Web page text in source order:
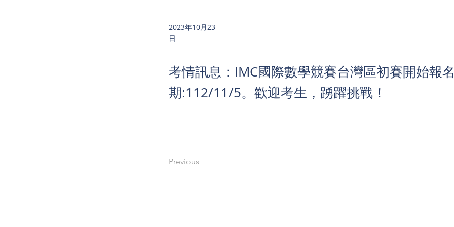
2023年10月23
日
考情訊息：IMC國際數學競賽台灣區初賽開始報
期:112/11/5。歡迎考生，踴躍挑戰！
Previous